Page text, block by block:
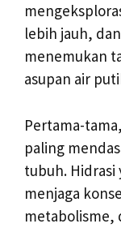
lebih jauh,
menemukan
asupan air
Pertama-
paling
tubuh.
menjaga
metabolisme,